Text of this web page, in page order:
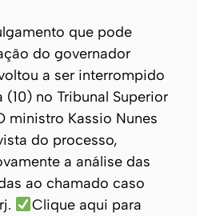
que pode
do governador
a ser interrompido
no Tribunal Superior
ministro Kassio Nunes
do processo,
a análise das
ao chamado caso
Clique aqui para